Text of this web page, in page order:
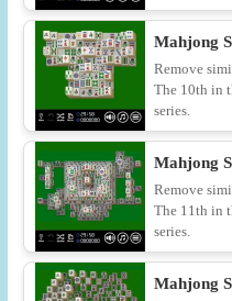
Mahjong
Remove
The 10th in
series.
Mahjong
Remove
The 11th in
series.
Mahjong